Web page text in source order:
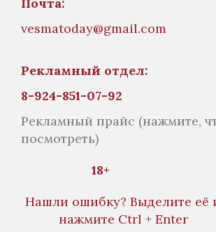
vesmatoday@gmail.com
Рекламный отдел:
8-924-851-07-92
Рекламный прайс (нажмите,
посмотреть)
18+
Нашли ошибку? Выделите её
нажмите Ctrl + Enter